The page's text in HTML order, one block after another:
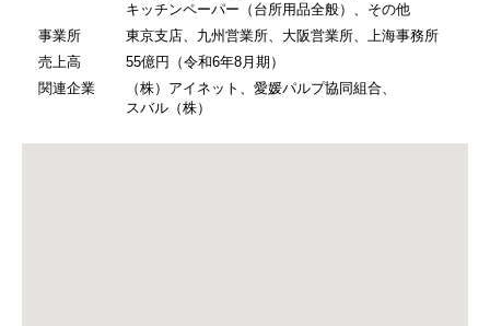
キッチンペーパー（台所用品全般）、その他
事業所
東京支店、九州営業所、大阪営業所、上海事務所
売上高
55億円（令和6年8月期）
関連企業
（株）アイネット、愛媛パルプ協同組合、
スバル（株）